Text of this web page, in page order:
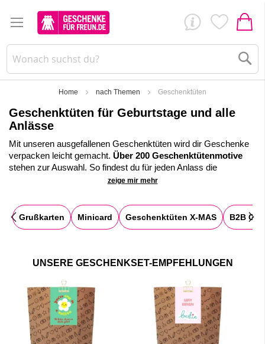
Home nach Themen Geschenktüten
Geschenktüten für Geburtstage und alle
Anlässe
Mit unseren ausgefallenen Geschenktüten wird dir Geschenke
verpacken leicht gemacht. Über 200 Geschenktütenmotive
stehen zur Auswahl. So findest du für jeden Anlass die
zum selber Befüllen
ein optisch sehr ansprechendes Geschenk verbunden mit einer
liebenswerten Botschaft.
Motto-Wundertüten für jeden Anlass zum selber Befüllen
Direktversand deiner befüllten Geschenktüte mit persönlichen
zeige mir mehr
Grußkarten Minicard Geschenktüten X-MAS B2B
UNSERE GESCHENKSET-EMPFEHLUNGEN